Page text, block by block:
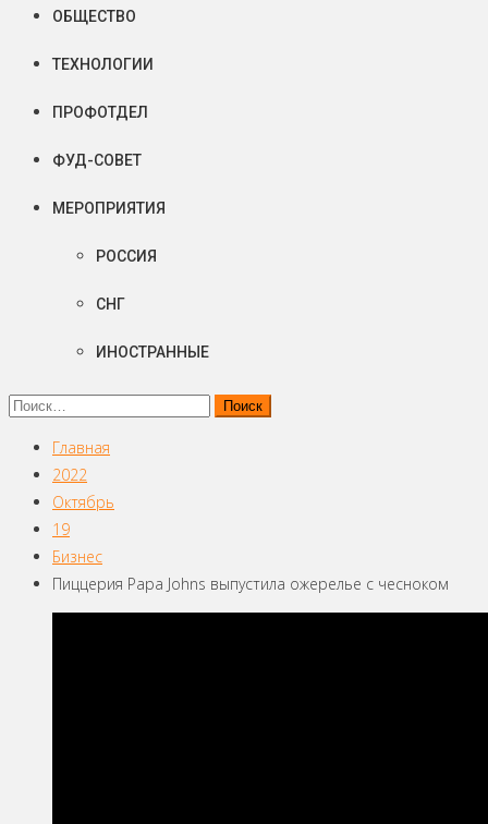
ОБЩЕСТВО
ТЕХНОЛОГИИ
ПРОФОТДЕЛ
ФУД-СОВЕТ
МЕРОПРИЯТИЯ
РОССИЯ
СНГ
ИНОСТРАННЫЕ
Найти:
Главная
2022
Октябрь
19
Бизнес
Пиццерия Papa Johns выпустила ожерелье с чесноком